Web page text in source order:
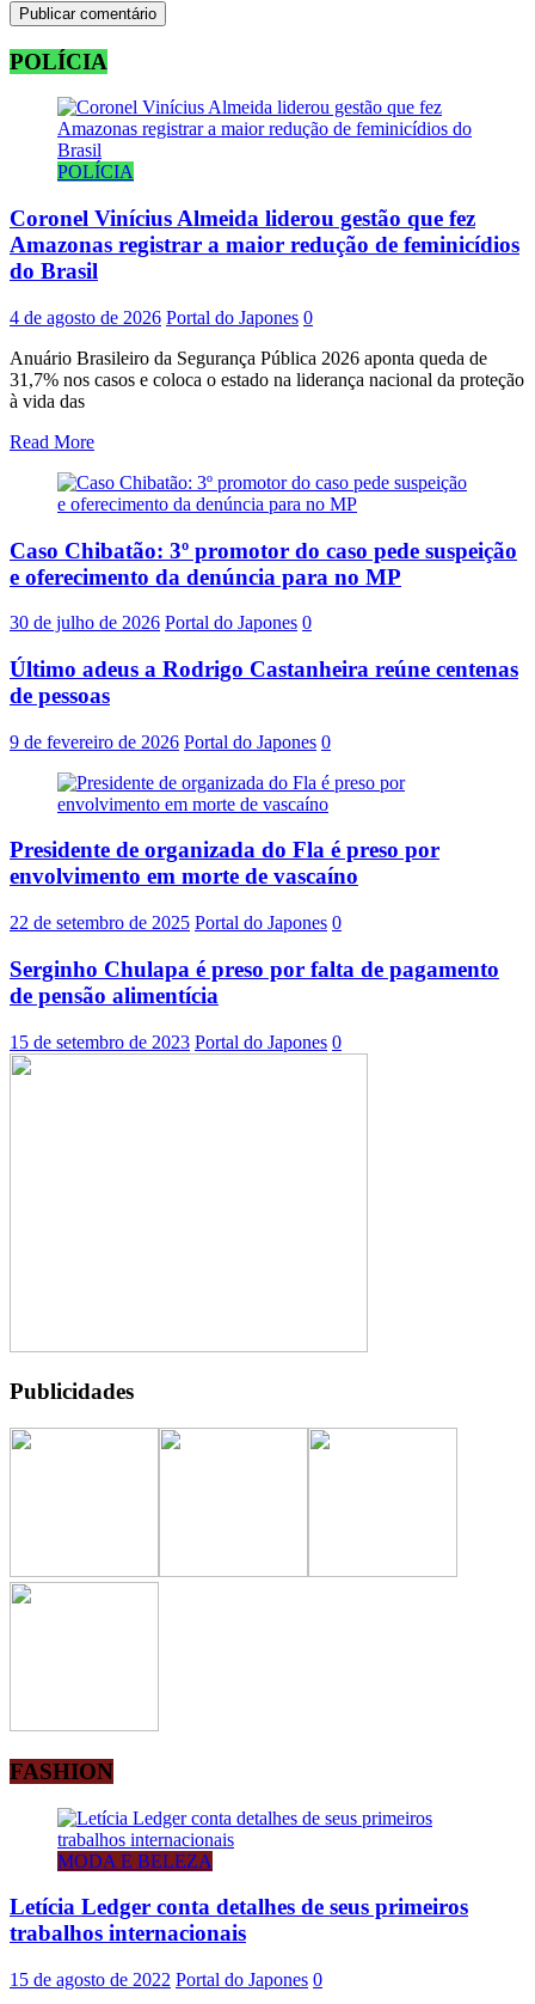
POLÍCIA
POLÍCIA
Coronel Vinícius Almeida liderou gestão que fez
Amazonas registrar a maior redução de feminicídios
do Brasil
4 de agosto de 2026 Portal do Japones 0
Anuário Brasileiro da Segurança Pública 2026 aponta queda de
31,7% nos casos e coloca o estado na liderança nacional da proteção
à vida das
Read More
Caso Chibatão: 3º promotor do caso pede suspeição
e oferecimento da denúncia para no MP
30 de julho de 2026 Portal do Japones 0
Último adeus a Rodrigo Castanheira reúne centenas
de pessoas
9 de fevereiro de 2026 Portal do Japones 0
Presidente de organizada do Fla é preso por
envolvimento em morte de vascaíno
22 de setembro de 2025 Portal do Japones 0
Serginho Chulapa é preso por falta de pagamento
de pensão alimentícia
15 de setembro de 2023 Portal do Japones 0
Publicidades
FASHION
MODA E BELEZA
Letícia Ledger conta detalhes de seus primeiros
trabalhos internacionais
15 de agosto de 2022 Portal do Japones 0